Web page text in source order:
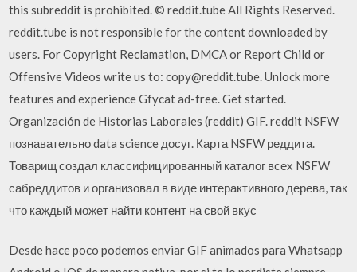
this subreddit is prohibited. © reddit.tube All Rights Reserved.
reddit.tube is not responsible for the content downloaded by
users. For Copyright Reclamation, DMCA or Report Child or
Offensive Videos write us to: copy@reddit.tube. Unlock more
features and experience Gfycat ad-free. Get started.
Organización de Historias Laborales (reddit) GIF. reddit NSFW
познавательно data science досуг. Карта NSFW реддита.
Товарищ создал классифицированный каталог всех NSFW
сабреддитов и организовал в виде интерактивного дерева, так
что каждый может найти контент на свой вкус
Desde hace poco podemos enviar GIF animados para Whatsapp